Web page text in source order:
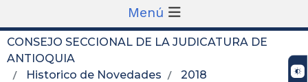
Menú
CONSEJO SECCIONAL DE LA JUDICATURA DE
ANTIOQUIA
Historico de Novedades
2018